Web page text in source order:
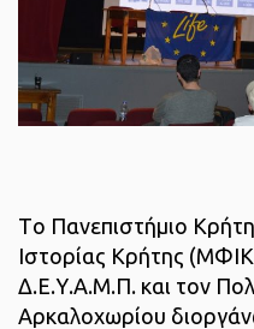
Tο Πανεπιστήμιο
Ιστορίας Κρήτης
Δ.Ε.Υ.Α.Μ.Π. και τον
Αρκαλοχωρίου